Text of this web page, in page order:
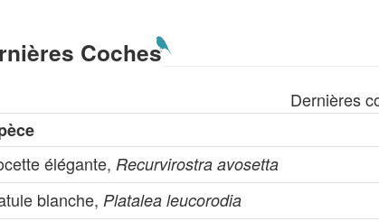
Coches
Dernières
élégante, Recurvirostra avosetta
blanche, Platalea leucorodia